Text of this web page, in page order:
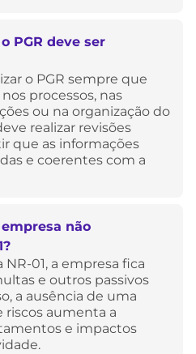
PGR deve ser
o PGR sempre que
processos, nas
ou na organização do
realizar revisões
que as informações
e coerentes com a
não
01, a empresa fica
e outros passivos
a ausência de uma
aumenta a
e impactos